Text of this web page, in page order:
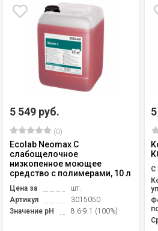
5 549 руб.
(0)
Ecolab Neomax C
слабощелочное
низкопенное моющее
средство с полимерами, 10 л
Цена за
шт.
Артикул
3015050
Значение pH
8.6-9.1 (100%)
С